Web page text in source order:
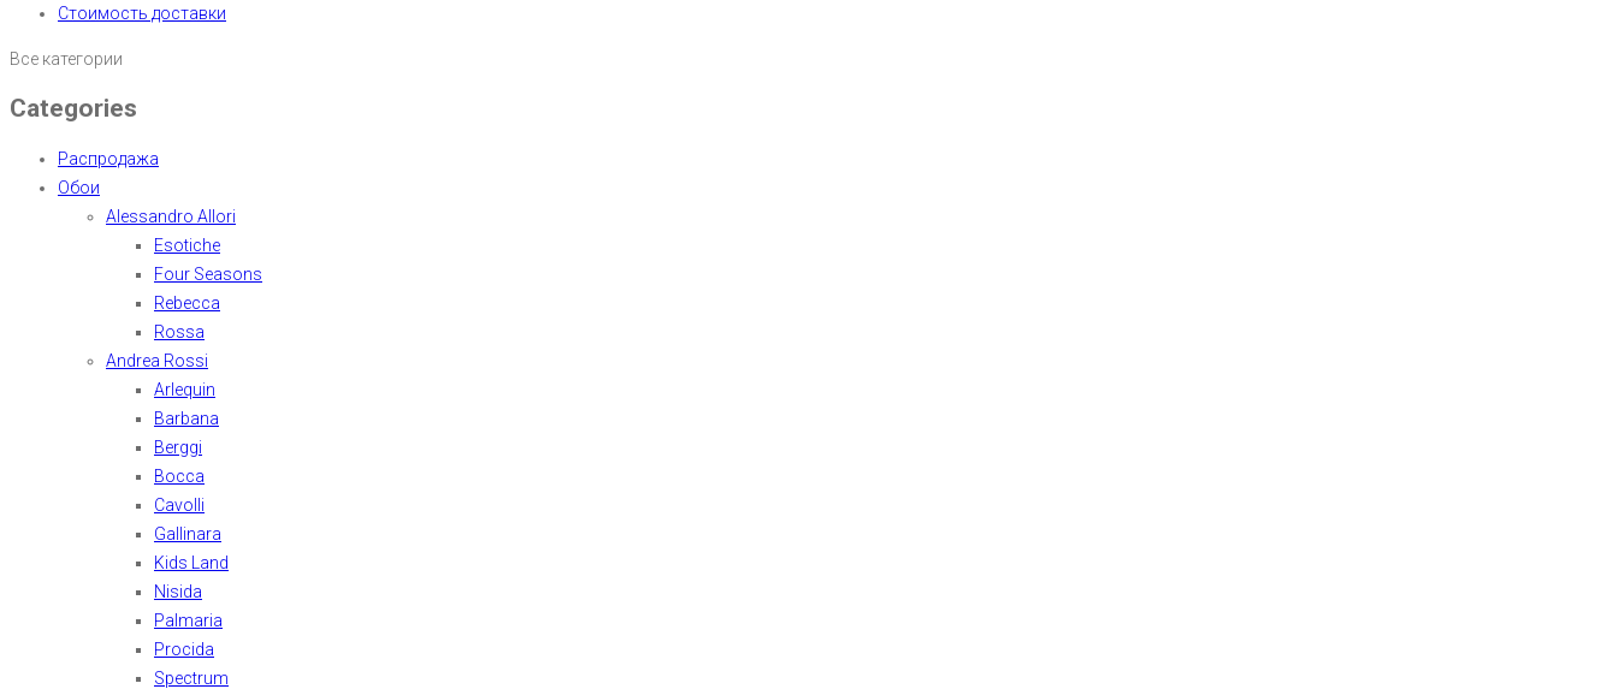
Стоимость доставки
Все категории
Categories
Распродажа
Обои
Alessandro Allori
Esotiche
Four Seasons
Rebecca
Rossa
Andrea Rossi
Arlequin
Barbana
Berggi
Bocca
Cavolli
Gallinara
Kids Land
Nisida
Palmaria
Procida
Spectrum